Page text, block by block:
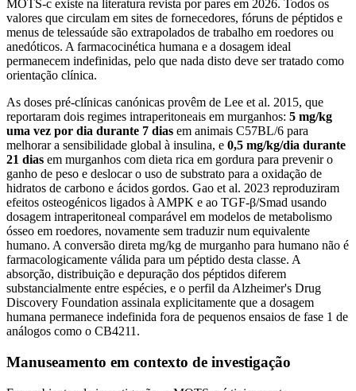
MOTS-c existe na literatura revista por pares em 2026. Todos os
valores que circulam em sites de fornecedores, fóruns de péptidos e
menus de telessaúde são extrapolados de trabalho em roedores ou
anedóticos. A farmacocinética humana e a dosagem ideal
permanecem indefinidas, pelo que nada disto deve ser tratado como
orientação clínica.
As doses pré-clínicas canónicas provêm de Lee et al. 2015, que
reportaram dois regimes intraperitoneais em murganhos: 5 mg/kg
uma vez por dia durante 7 dias em animais C57BL/6 para
melhorar a sensibilidade global à insulina, e 0,5 mg/kg/dia durante
21 dias em murganhos com dieta rica em gordura para prevenir o
ganho de peso e deslocar o uso de substrato para a oxidação de
hidratos de carbono e ácidos gordos. Gao et al. 2023 reproduziram
efeitos osteogénicos ligados à AMPK e ao TGF-β/Smad usando
dosagem intraperitoneal comparável em modelos de metabolismo
ósseo em roedores, novamente sem traduzir num equivalente
humano. A conversão direta mg/kg de murganho para humano não é
farmacologicamente válida para um péptido desta classe. A
absorção, distribuição e depuração dos péptidos diferem
substancialmente entre espécies, e o perfil da Alzheimer's Drug
Discovery Foundation assinala explicitamente que a dosagem
humana permanece indefinida fora de pequenos ensaios de fase 1 de
análogos como o CB4211.
Manuseamento em contexto de investigação